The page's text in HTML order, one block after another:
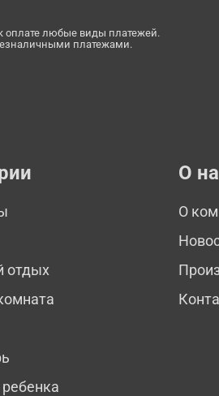
оплате любые виды платежей.
платежами.
отдых
О
О